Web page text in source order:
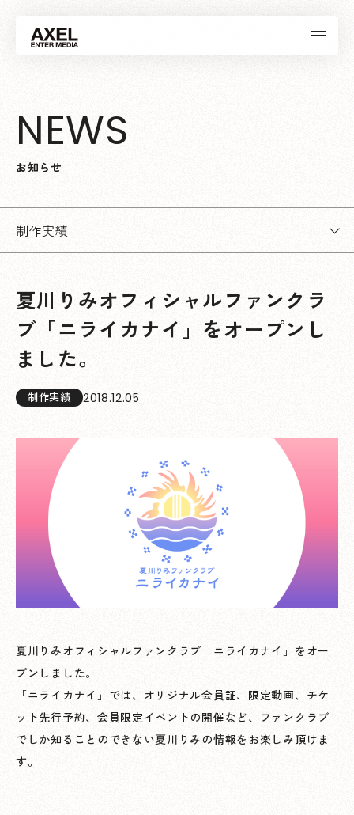
NEWS
お知 ら せ
制作実績
夏川りみオフィシャルファンクラ
ブ「ニライカナイ」をオープンし
ました。
制作実績 2018.12.05
夏川りみオフィシャルファンクラブ「ニライカナイ」をオー
プンしました。
「ニライカナイ」では、オリジナル会員証、限定動画、チケ
ット先行予約、会員限定イベントの開催など、ファンクラブ
でしか知ることのできない夏川りみの情報をお楽しみ頂けま
す。